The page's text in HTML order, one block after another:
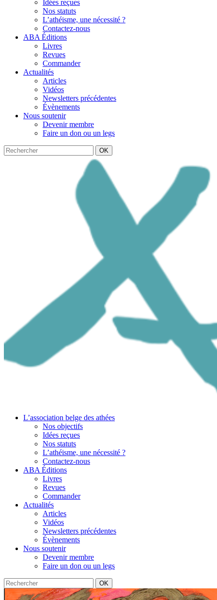
Idées reçues
Nos statuts
L’athéisme, une nécessité ?
Contactez-nous
ABA Éditions
Livres
Revues
Commander
Actualités
Articles
Vidéos
Newsletters précédentes
Évènements
Nous soutenir
Devenir membre
Faire un don ou un legs
OK
L’association belge des athées
Nos objectifs
Idées reçues
Nos statuts
L’athéisme, une nécessité ?
Contactez-nous
ABA Éditions
Livres
Revues
Commander
Actualités
Articles
Vidéos
Newsletters précédentes
Évènements
Nous soutenir
Devenir membre
Faire un don ou un legs
OK